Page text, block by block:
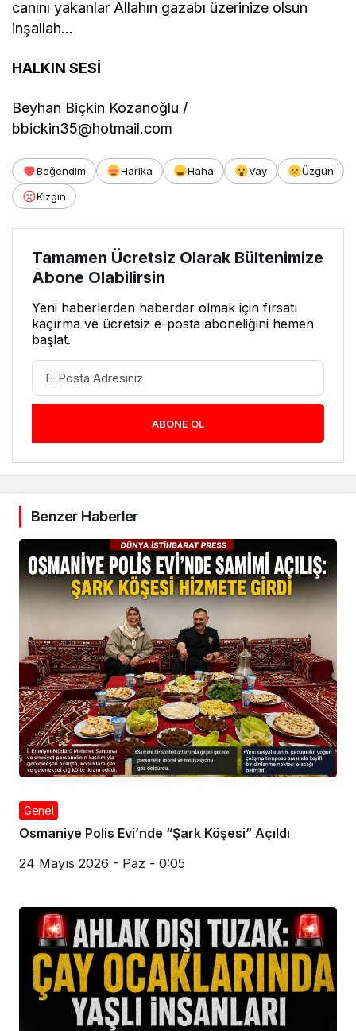
canını yakanlar Allahın gazabı üzerinize olsun
inşallah…
HALKIN SESİ
Beyhan Biçkin Kozanoğlu /
bbickin35@hotmail.com
Beğendim Harika Haha Vay
Üzgün
Kızgın
Tamamen Ücretsiz Olarak Bültenimize
Abone Olabilirsin
Yeni haberlerden haberdar olmak için fırsatı
kaçırma ve ücretsiz e-posta aboneliğini hemen
başlat.
ABONE OL
Benzer Haberler
Genel
Osmaniye Polis Evi’nde “Şark Köşesi” Açıldı
24 Mayıs 2026 - Paz - 0:05